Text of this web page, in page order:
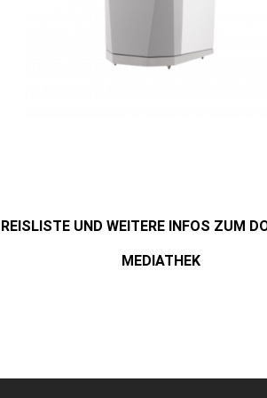
UND WEITERE INFOS ZUM
MEDIATHEK